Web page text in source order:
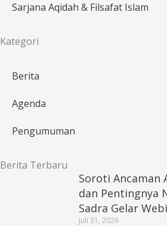
Sarjana Aqidah & Filsafat Islam
Kategori
Berita
Agenda
Pengumuman
Berita Terbaru
Soroti Ancaman
dan Pentingnya
Sadra Gelar
Juli 31, 2026